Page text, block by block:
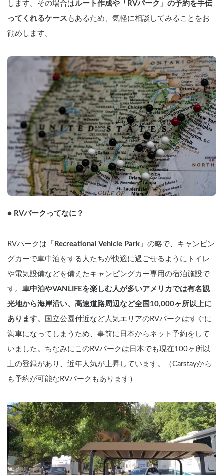
します。その場合はルート作成や「RVパーク」の予約を手伝
ってくれるケース もあるため、気軽に相談してみることをお
勧めします。
● RVパークってなに？
RVパークは「 Recreational Vehicle Park 」の略で、キャンピン
グカーで車中泊をする人たちが快適に過ごせるようにトイレ
や電気設備などを備えたキャンピングカー専用の宿泊施設で
す。 車中泊やVANLIFEを楽しむ人が多いアメリカでは有名観
光地から海岸沿い、高速道路周辺など全国10,000ヶ所以上に
あります。国立公園付近など人気エリアのRVパークはすぐに
満車になってしまうため、事前に日本からネット予約をして
いました。ちなみにこのRVパークは日本でも現在100ヶ所以
上の登録があり、近年人気が上昇しています。（Carstayから
も予約が可能なRVパークもあります）